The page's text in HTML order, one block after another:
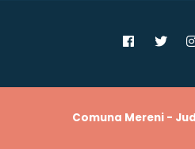
Comuna Mereni -